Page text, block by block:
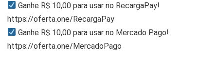
Ganhe R$ 10,00 para usar no RecargaPay!
https://oferta.one/RecargaPay
Ganhe R$ 10,00 para usar no Mercado Pago!
https://oferta.one/MercadoPago